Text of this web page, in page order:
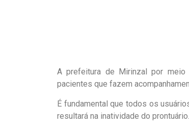
A prefeitura de Mirinzal por meio
pacientes que fazem
É fundamental que todos os
resultará na inatividade do prontuário.